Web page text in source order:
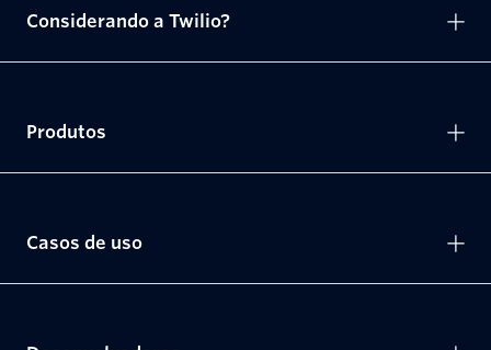
Considerando a Twilio?
Produtos
Casos de uso